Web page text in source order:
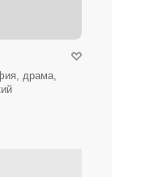
драма,